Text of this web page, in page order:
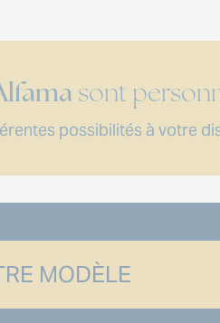
sont
possibilités à votre
MODÈLE